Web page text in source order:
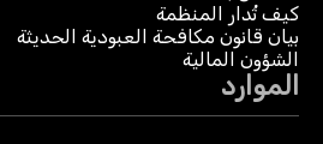
كيف تُدار المنظمة
بيان قانون مكافحة العبودية الحديثة
الشؤون المالية
الموارد